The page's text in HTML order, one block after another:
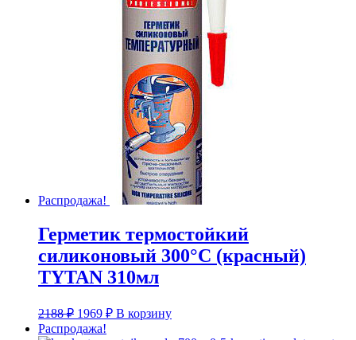
Распродажа!
Герметик термостойкий
силиконовый 300°С (красный)
TYTAN 310мл
2188₽ Первоначальная
цена
1969 ₽Текущая
цена:
В корзину
Распродажа!